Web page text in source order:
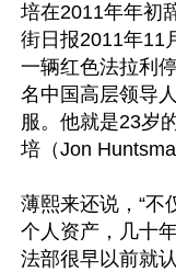
培在2011年年初
街日报2011年11
一辆红色法拉利
名中国高层领导
服。他就是23岁
培（Jon
薄熙来还说，“不
个人资产，几十
法部很早以前就